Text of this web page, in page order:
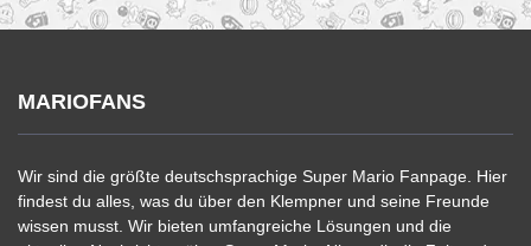
MARIOFANS
Wir sind die größte deutschsprachige Super Mario Fanpage. Hier
findest du alles, was du über den Klempner und seine Freunde
wissen musst. Wir bieten umfangreiche Lösungen und die